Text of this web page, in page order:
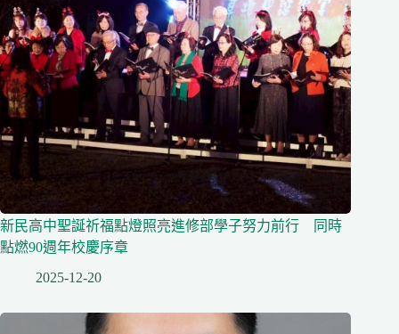
新民高中聖誕祈福點燈照亮進修部學子努力前行 同時
點燃90週年校慶序章
2025-12-20